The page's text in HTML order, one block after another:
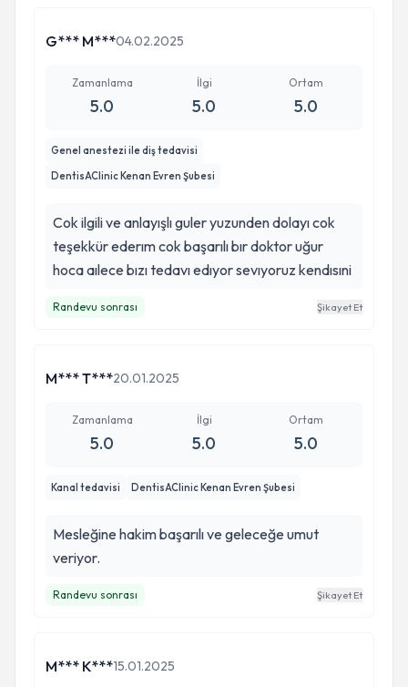
G*** M***04.02.2025
Zamanlama
5.0
İlgi
5.0
Ortam
5.0
Genel anestezi ile diş tedavisi
DentisAClinic Kenan Evren Şubesi
Cok ilgili ve anlayışlı guler yuzunden dolayı cok
teşekkür ederım cok başarılı bır doktor uğur
hoca aılece bızı tedavı edıyor sevıyoruz kendısıni
Randevu sonrası Şikayet Et
M*** T***20.01.2025
Zamanlama
5.0
İlgi
5.0
Ortam
5.0
Kanal tedavisi DentisAClinic Kenan Evren Şubesi
Mesleğine hakim başarılı ve geleceğe umut
veriyor.
Randevu sonrası Şikayet Et
M*** K***15.01.2025